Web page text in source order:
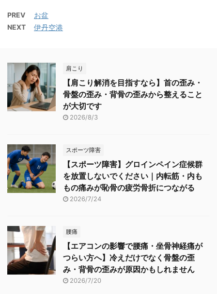
PREV お盆
NEXT 伊丹空港
肩こり
【肩こり解消を目指すなら】首の歪み・
骨盤の歪み・背骨の歪みから整えること
が大切です
2026/8/3
スポーツ障害
【スポーツ障害】グロインペイン症候群
を放置しないでください｜内転筋・内も
もの痛みが恥骨の疲労骨折につながる
2026/7/24
腰痛
【エアコンの影響で腰痛・坐骨神経痛が
つらい方へ】冷えだけでなく骨盤の歪
み・背骨の歪みが原因かもしれません
2026/7/20